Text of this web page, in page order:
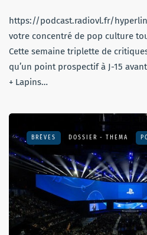
https://podcast.radiovl.fr/
votre concentré de pop culture
Cette semaine triplette de
qu’un point prospectif à J-15
+ Lapins…
BRÈVES DOSSIER - THEMA